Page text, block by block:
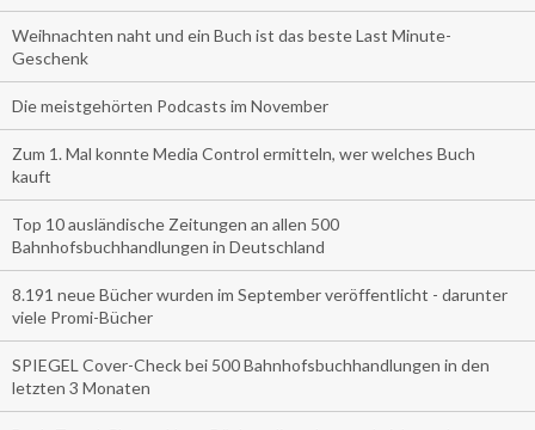
Weihnachten naht und ein Buch ist das beste Last Minute-
Geschenk
Die meistgehörten Podcasts im November
Zum 1. Mal konnte Media Control ermitteln, wer welches Buch
kauft
Top 10 ausländische Zeitungen an allen 500
Bahnhofsbuchhandlungen in Deutschland
8.191 neue Bücher wurden im September veröffentlicht - darunter
viele Promi-Bücher
SPIEGEL Cover-Check bei 500 Bahnhofsbuchhandlungen in den
letzten 3 Monaten